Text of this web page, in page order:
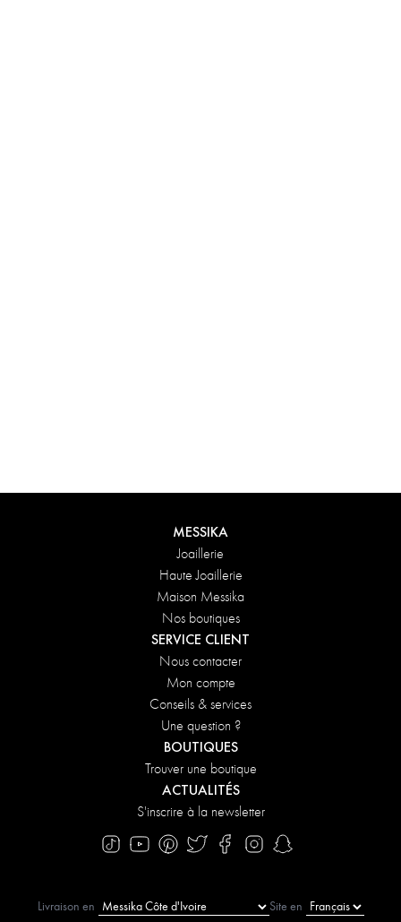
DÉCOUVRIR
MESSIKA
Joaillerie
Haute Joaillerie
Maison Messika
Nos boutiques
SERVICE CLIENT
Nous contacter
Mon compte
Conseils & services
Une question ?
BOUTIQUES
Trouver une boutique
ACTUALITÉS
S'inscrire à la newsletter
Livraison en Site en